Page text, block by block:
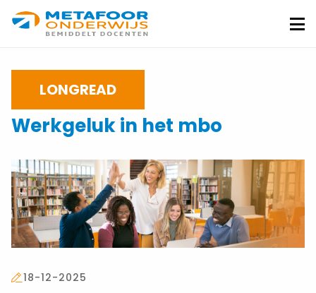
Metafoor
Onderwijs
LONGREAD
Werkgeluk in het mbo
18-12-2025